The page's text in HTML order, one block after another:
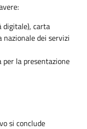
digitale), carta
nazionale dei servizi
la presentazione
si conclude